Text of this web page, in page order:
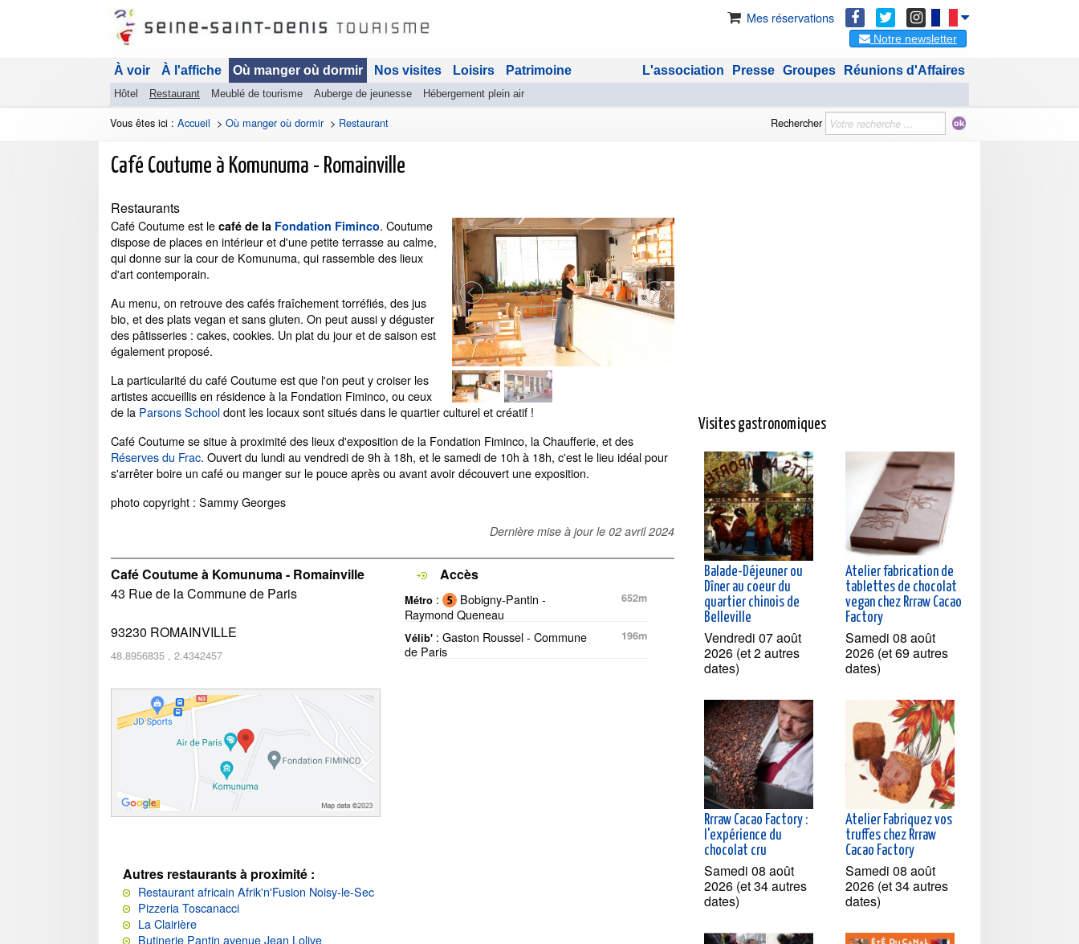
Mes réservations
Notre newsletter
À voir À l'affiche Où manger où dormir
Hôtel Restaurant Meublé de tourisme Auberge de jeunesse Hébergement plein air
Nos visites Loisirs Patrimoine Réunions d'Affaires
Groupes
Presse
L'association
Vous êtes ici : Accueil > Où manger où dormir> Restaurant Rechercher
Café Coutume à Komunuma - Romainville
Restaurants
Café Coutume est le café de la Fondation Fiminco. Coutume
dispose de places en intérieur et d'une petite terrasse au calme,
qui donne sur la cour de Komunuma, qui rassemble des lieux
d'art contemporain.
Au menu, on retrouve des cafés fraîchement torréfiés, des jus
bio, et des plats vegan et sans gluten. On peut aussi y déguster
des pâtisseries : cakes, cookies. Un plat du jour et de saison est
également proposé.
La particularité du café Coutume est que l'on peut y croiser les
artistes accueillis en résidence à la Fondation Fiminco, ou ceux
de la Parsons Schooldont les locaux sont situés dans le quartier culturel et créatif !
Café Coutume se situe à proximité des lieux d'exposition de la Fondation Fiminco, la Chaufferie, et des
Réserves du Frac. Ouvert du lundi au vendredi de 9h à 18h, et le samedi de 10h à 18h, c'est le lieu idéal pour
s'arrêter boire un café ou manger sur le pouce après ou avant avoir découvert une exposition.
photo copyright : Sammy Georges
Dernière mise à jour le 02 avril 2024
Café Coutume à Komunuma - Romainville
43 Rue de la Commune de Paris
93230 ROMAINVILLE
48.8956835 , 2.4342457
Accès
Métro :
Bobigny-Pantin -
Raymond Queneau
652m
Vélib' : Gaston Roussel - Commune
de Paris
196m
Autres restaurants à proximité :
Restaurant africain Afrik'n'Fusion Noisy-le-Sec
Pizzeria Toscanacci
La Clairière
Butinerie Pantin avenue Jean Lolive
Visites gastronomiques
Balade-Déjeuner ou
Dîner au coeur du
quartier chinois de
Belleville
Vendredi 07 août
2026 (et 2 autres
dates)
Atelier fabrication de
tablettes de chocolat
vegan chez Rrraw Cacao
Factory
Samedi 08 août
2026 (et 69 autres
dates)
Rrraw Cacao Factory :
l'expérience du
chocolat cru
Samedi 08 août
2026 (et 34 autres
dates)
Atelier Fabriquez vos
truffes chez Rrraw
Cacao Factory
Samedi 08 août
2026 (et 34 autres
dates)